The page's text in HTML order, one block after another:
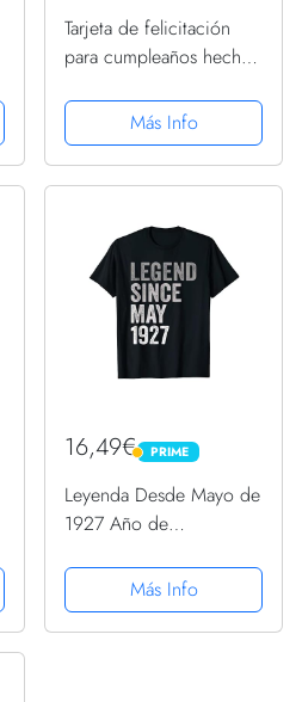
Tarjeta de felicitación
para cumpleaños hecho
3D paquete regalo
pequeño, azul, texto en
inglés, G02
Más Info
16,49€ PRIME
PRIME
Leyenda Desde Mayo de
1927 Año de
Más Info